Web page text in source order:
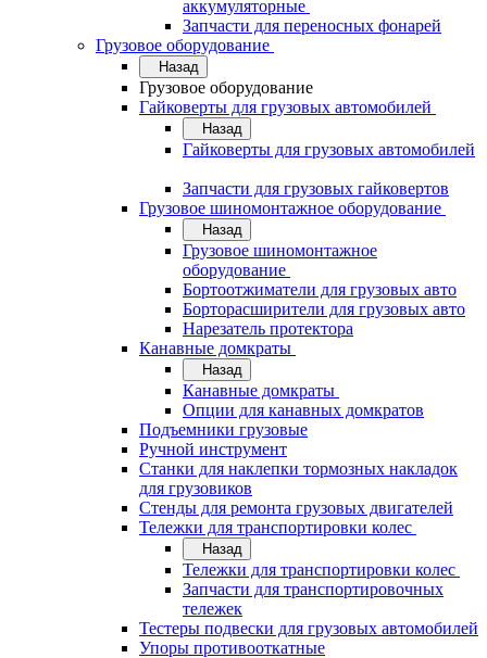
аккумуляторные
Запчасти для переносных фонарей
Грузовое оборудование
Назад
Грузовое оборудование
Гайковерты для грузовых автомобилей
Назад
Гайковерты для грузовых автомобилей
Запчасти для грузовых гайковертов
Грузовое шиномонтажное оборудование
Назад
Грузовое шиномонтажное
оборудование
Бортоотжиматели для грузовых авто
Борторасширители для грузовых авто
Нарезатель протектора
Канавные домкраты
Назад
Канавные домкраты
Опции для канавных домкратов
Подъемники грузовые
Ручной инструмент
Станки для наклепки тормозных накладок
для грузовиков
Стенды для ремонта грузовых двигателей
Тележки для транспортировки колес
Назад
Тележки для транспортировки колес
Запчасти для транспортировочных
тележек
Тестеры подвески для грузовых автомобилей
Упоры противооткатные